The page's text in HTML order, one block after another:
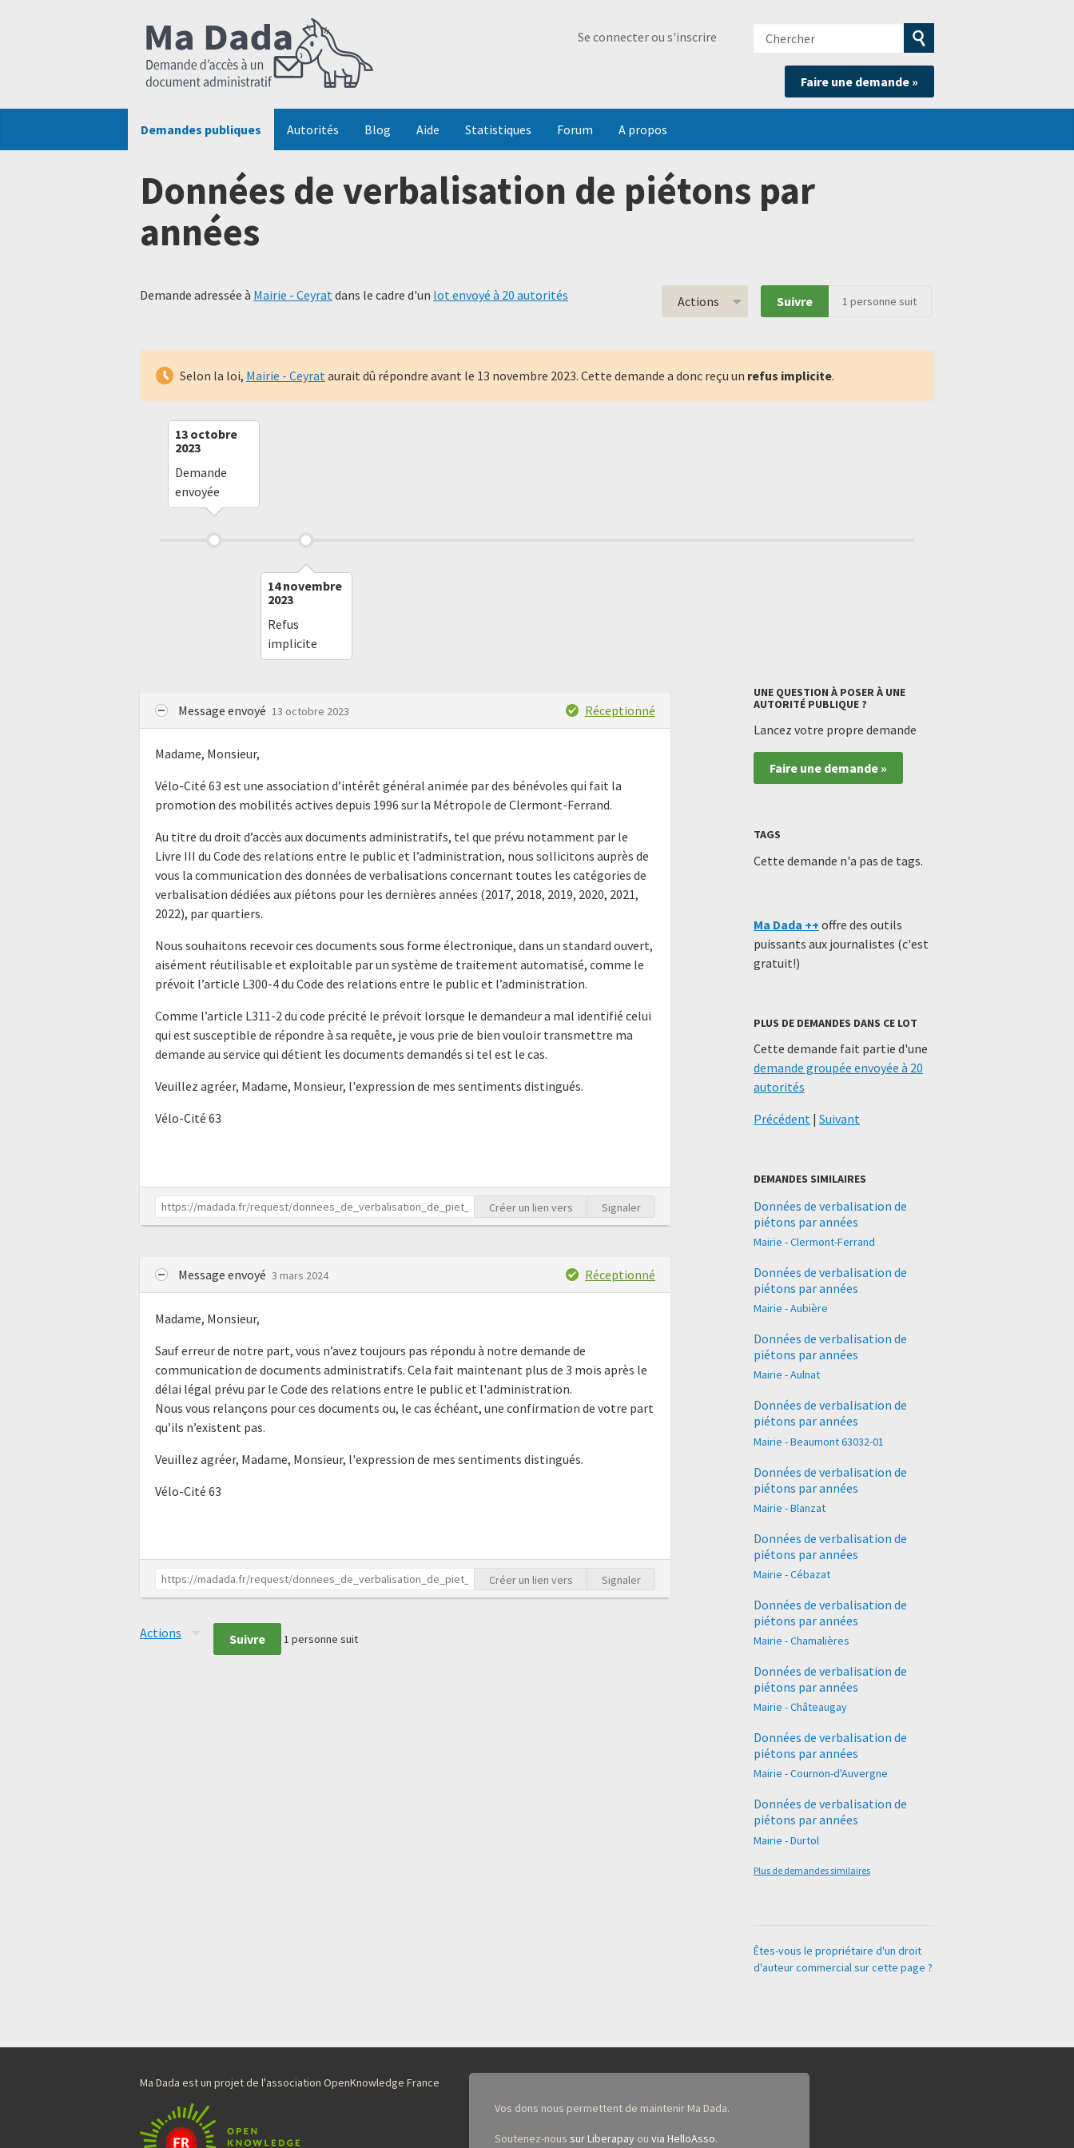
Se connecter ou s'inscrire
Chercher
Soumettre
la
recherche
Faire une demande »
Demandes publiques Autorités Blog Aide Statistiques Forum A propos
Données de verbalisation de piétons par
années
Demande adressée à Mairie - Ceyratdans le cadre d'un lot envoyé à 20 autorités Actions Suivre 1 personne suit
Selon la loi, Mairie - Ceyrataurait dû répondre avant le 13 novembre 2023. Cette demande a donc reçu un refus implicite.
13 octobre
2023
Demande
envoyée
14 novembre
2023
Refus
implicite
Message envoyé 13 octobre 2023 Réceptionné
Madame, Monsieur,
Vélo-Cité 63 est une association d’intérêt général animée par des bénévoles qui fait la
promotion des mobilités actives depuis 1996 sur la Métropole de Clermont-Ferrand.
Au titre du droit d’accès aux documents administratifs, tel que prévu notamment par le
Livre III du Code des relations entre le public et l’administration, nous sollicitons auprès de
vous la communication des données de verbalisations concernant toutes les catégories de
verbalisation dédiées aux piétons pour les dernières années (2017, 2018, 2019, 2020, 2021,
2022), par quartiers.
Nous souhaitons recevoir ces documents sous forme électronique, dans un standard ouvert,
aisément réutilisable et exploitable par un système de traitement automatisé, comme le
prévoit l’article L300-4 du Code des relations entre le public et l’administration.
Comme l’article L311-2 du code précité le prévoit lorsque le demandeur a mal identifié celui
qui est susceptible de répondre à sa requête, je vous prie de bien vouloir transmettre ma
demande au service qui détient les documents demandés si tel est le cas.
Veuillez agréer, Madame, Monsieur, l'expression de mes sentiments distingués.
Vélo-Cité 63
Créer un lien vers Signaler
Message envoyé 3 mars 2024 Réceptionné
Madame, Monsieur,
Sauf erreur de notre part, vous n’avez toujours pas répondu à notre demande de
communication de documents administratifs. Cela fait maintenant plus de 3 mois après le
délai légal prévu par le Code des relations entre le public et l'administration.
Nous vous relançons pour ces documents ou, le cas échéant, une confirmation de votre part
qu’ils n’existent pas.
Veuillez agréer, Madame, Monsieur, l'expression de mes sentiments distingués.
Vélo-Cité 63
Créer un lien vers Signaler
Actions Suivre 1 personne suit
UNE QUESTION À POSER À UNE
AUTORITÉ PUBLIQUE ?
Lancez votre propre demande
Faire une demande »
TAGS
Cette demande n'a pas de tags.
Ma Dada ++ offre des outils
puissants aux journalistes (c'est
gratuit!)
PLUS DE DEMANDES DANS CE LOT
Cette demande fait partie d'une
demande groupée envoyée à 20
autorités
Précédent | Suivant
DEMANDES SIMILAIRES
Données de verbalisation de
piétons par années
Mairie - Clermont-Ferrand
Données de verbalisation de
piétons par années
Mairie - Aubière
Données de verbalisation de
piétons par années
Mairie - Aulnat
Données de verbalisation de
piétons par années
Mairie - Beaumont 63032-01
Données de verbalisation de
piétons par années
Mairie - Blanzat
Données de verbalisation de
piétons par années
Mairie - Cébazat
Données de verbalisation de
piétons par années
Mairie - Chamalières
Données de verbalisation de
piétons par années
Mairie - Châteaugay
Données de verbalisation de
piétons par années
Mairie - Cournon-d'Auvergne
Données de verbalisation de
piétons par années
Mairie - Durtol
Plus de demandes similaires
Êtes-vous le propriétaire d'un droit
d'auteur commercial sur cette page ?
Ma Dada est un projet de l'association OpenKnowledge France
Vos dons nous permettent de maintenir Ma Dada.
Soutenez-nous sur Liberapayou via HelloAsso.